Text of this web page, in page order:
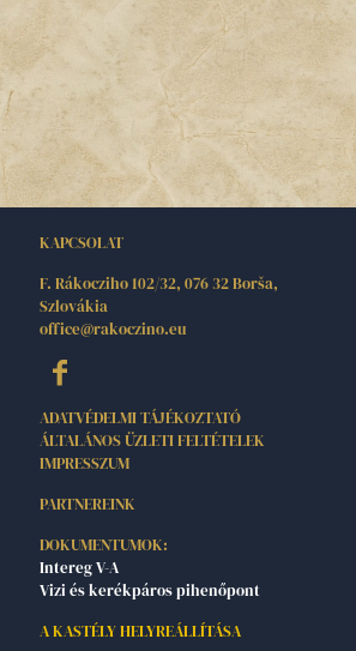
KAPCSOLAT
F. Rákocziho 102/32, 076 32 Borša,
Szlovákia
office@rakoczino.eu
ADATVÉDELMI TÁJÉKOZTATÓ
ÁLTALÁNOS ÜZLETI FELTÉTELEK
IMPRESSZUM
PARTNEREINK
DOKUMENTUMOK:
Intereg V-A
Vizi és kerékpáros pihenőpont
A KASTÉLY HELYREÁLLÍTÁSA